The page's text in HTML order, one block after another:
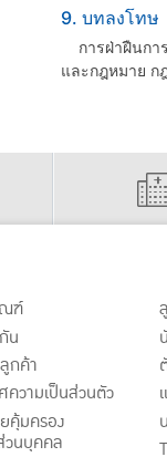
9. บทลงโทษ
การฝ่าฝืนกา
และกฎหมาย ก
ฑ์
น
กค้า
ความเป็นส่วนตัว
คุ้มครอง
นบุคคล